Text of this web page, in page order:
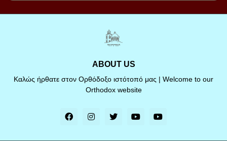
ABOUT US
Καλώς ήρθατε στον Ορθόδοξο ιστότοπό μας | Welcome to our
Orthodox website